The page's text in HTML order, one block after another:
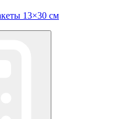
13×30 см